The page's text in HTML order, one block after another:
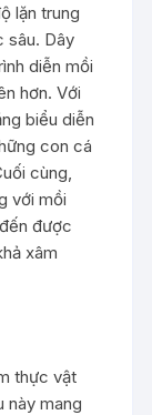
lặn trung
sâu. Dây
diễn mồi
hơn. Với
biểu diễn
con cá
cùng,
với mồi
được
xâm
thực vật
này mang